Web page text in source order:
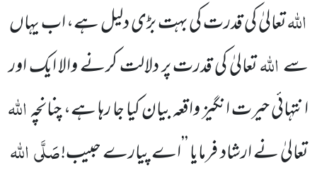
اللہتعالیٰ کی قدرت کی بہت بڑی دلیل ہے، اب یہاں
سےاللہتعالیٰ کی قدرت پر دلالت کرنے والا ایک اور
انتہائی حیرت انگیز واقعہ بیان کیا جا رہا ہے، چنانچہاللہ
تعالیٰ نے ارشاد فرمایا ’’اے پیارے حبیب!صَلَّیاللہ